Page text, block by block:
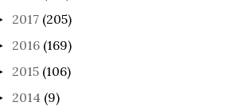
2017 (205)
2016 (169)
2015 (106)
2014 (9)